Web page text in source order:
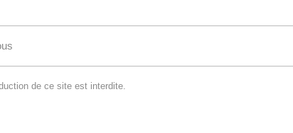
de ce site est interdite.